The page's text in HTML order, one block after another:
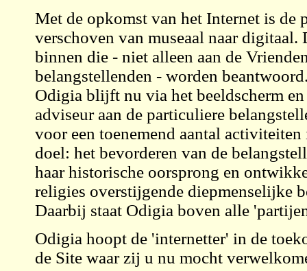
Met de opkomst van het Internet is de
verschoven van museaal naar
binnen die - niet alleen aan de
belangstellenden - worden
Odigia blijft nu via het beeldscherm
adviseur aan de particuliere
voor een toenemend aantal
doel: het bevorderen van de
haar historische oorsprong en
religies overstijgende diepmenselijke
Daarbij staat Odigia boven alle
Odigia hoopt de 'internetter' in de
de Site waar zij u nu mocht